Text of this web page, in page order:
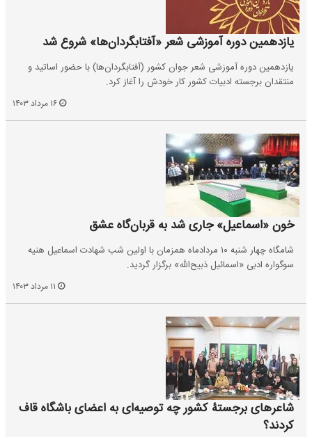
یازدهمین دوره آموزشی شعر «آفتابگردان‌ها» شروع شد
یازدهمین دوره آموزشی شعر جوان کشور (آفتابگردان‌ها) با حضور اساتید و
منتقدان برجسته ادبیات کشور کار خودش را آغاز کرد.
خون «اسماعیل» جاری شد به قربان‌گاه عشق
شامگاه چهار شنبه ۱۰ مردادماه همزمان با اولین شب شهادت اسماعیل هنیه
سوگواره ادبی «اسمائیل ذبیح‌الله» برگزار گردید.
شاعرهای برجستۀ کشور چه توصیه‌ای به اعضای باشگاه قاف
کردند؟